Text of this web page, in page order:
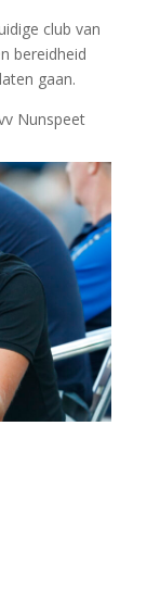
club van
bereidheid
gaan.
Nunspeet